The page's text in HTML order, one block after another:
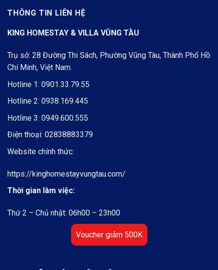
THÔNG TIN LIÊN HỆ
KING HOMESTAY & VILLA VŨNG TÀU
Trụ sở: 28 Đường Thi Sách, Phường Vũng Tàu, Thành Phố Hồ
Chí Minh, Việt Nam.
Hotline 1: 0901.33.79.55
Hotline 2: 0938.169.445
Hotline 3: 0949.600.555
Điện thoại: 02838883379
Website chính thức:
https://kinghomestayvungtau.com/
Thời gian làm việc:
Thứ 2 – Chủ nhật: 06h00 – 23h00
Voucher giảm 500K